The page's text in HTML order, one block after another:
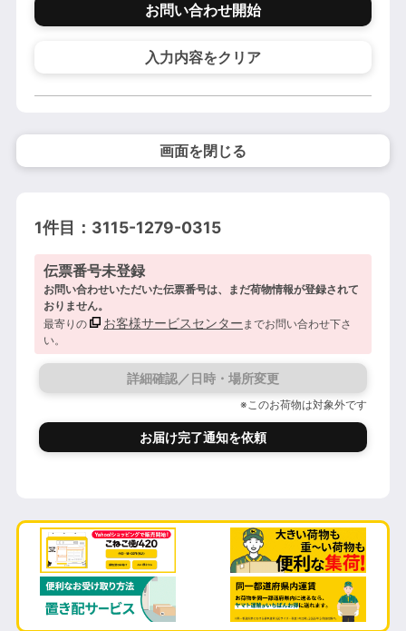
お問い合わせ開始
入力内容をクリア
画面を閉じる
1件目：3115-1279-0315
伝票番号未登録
お問い合わせいただいた伝票番号は、まだ荷物情報が登録されて
おりません。
最寄りの
お客様サービスセンター までお問い合わせ下さ
い。
詳細確認／日時・場所変更
※このお荷物は対象外です
お届け完了通知を依頼